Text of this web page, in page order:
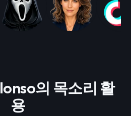
의 목소리 활
용